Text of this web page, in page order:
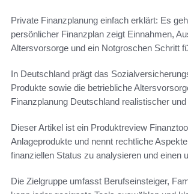
Private Finanzplanung einfach erklärt: Es
persönlicher Finanzplan zeigt Einnahmen,
Altersvorsorge und ein Notgroschen Schritt
In Deutschland prägt das
Produkte sowie die betriebliche
Finanzplanung Deutschland realistischer
Dieser Artikel ist ein Produktreview
Anlageprodukte und nennt rechtliche
finanziellen Status zu analysieren und einen
Die Zielgruppe umfasst Berufseinsteiger,